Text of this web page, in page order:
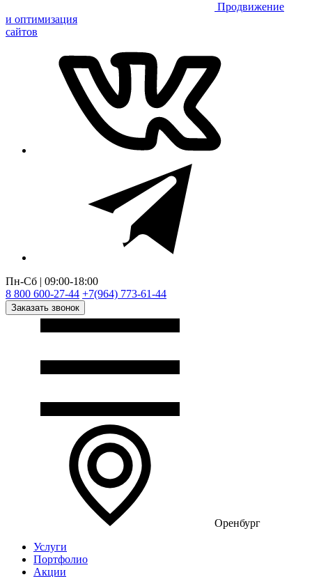
Продвижение
и оптимизация
сайтов
Пн-Сб | 09:00-18:00
8 800 600-27-44 +7(964) 773-61-44
Заказать звонок
Оренбург
Услуги
Портфолио
Акции